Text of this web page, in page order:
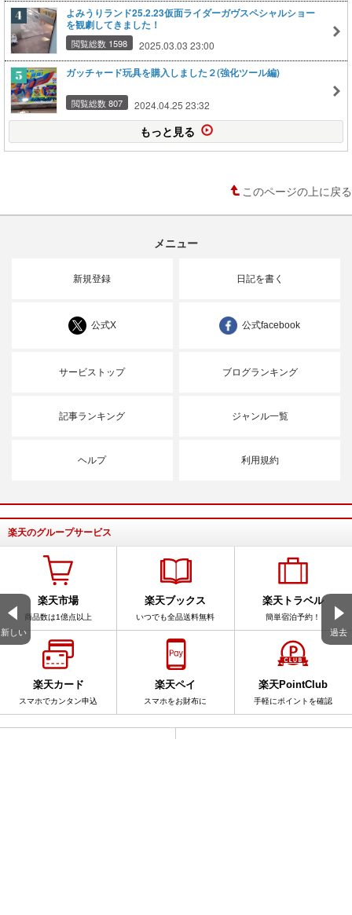
新しい 過去
よみうりランド25.2.23仮面ライダーガヴスペシャルショー
を観劇してきました！
閲覧総数 1598 2025.03.03 23:00
ガッチャード玩具を購入しました２(強化ツール編)
閲覧総数 807 2024.04.25 23:32
もっと見る
このページの上に戻る
メニュー
新規登録 日記を書く
公式X 公式facebook
サービストップ ブログランキング
記事ランキング ジャンル一覧
ヘルプ 利用規約
楽天のグループサービス
楽天市場
商品数は1億点以上
楽天ブックス
いつでも全品送料無料
楽天トラベル
簡単宿泊予約！
楽天カード
スマホでカンタン申込
楽天ペイ
スマホをお財布に
楽天PointClub
手軽にポイントを確認